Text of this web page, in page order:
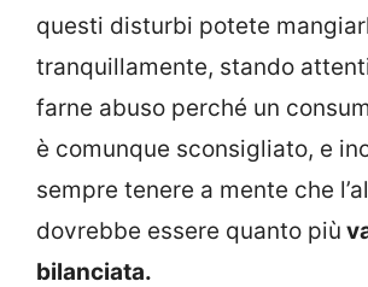
questi disturbi potete
tranquillamente, stando
farne abuso perché un
è comunque sconsigliato, e
sempre tenere a mente che
dovrebbe essere quanto più
bilanciata.